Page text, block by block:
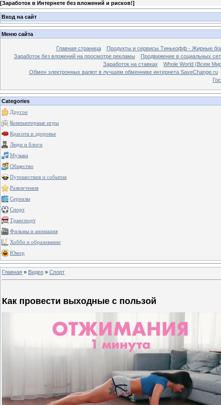
[Заработок в Интернете без вложений и рисков!]
Вход на сайт
Меню сайта
Главная страница
Продукты и сервисы Тинькофф - Жирные
Заработок без вложений на просмотре рекламы
Продвижение в социальных
Заработок на ставках
Whole World (Всем
Обмен электронных валют в лучшем обменнике интернета SaveChange.ru
Categories
Другое
Компьютерные игры
Красота и здоровье
Люди и блоги
Музыка
Общество
Путешествия и события
Развлечения
Сериалы
Спорт
Транспорт
Фильмы и анимация
Хобби и образование
Юмор
Главная » Видео » Спорт
Как провести выходные с пользой